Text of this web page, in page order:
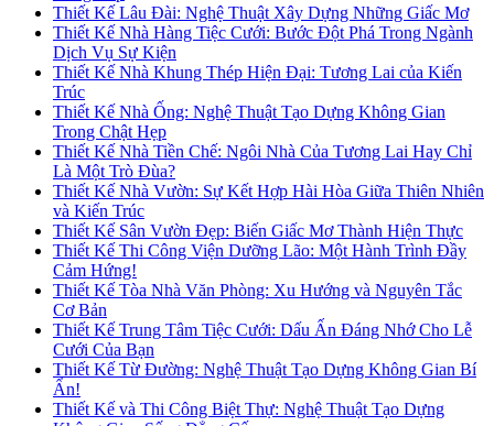
Thiết Kế Lâu Đài: Nghệ Thuật Xây Dựng Những Giấc Mơ
Thiết Kế Nhà Hàng Tiệc Cưới: Bước Đột Phá Trong Ngành
Dịch Vụ Sự Kiện
Thiết Kế Nhà Khung Thép Hiện Đại: Tương Lai của Kiến
Trúc
Thiết Kế Nhà Ống: Nghệ Thuật Tạo Dựng Không Gian
Trong Chật Hẹp
Thiết Kế Nhà Tiền Chế: Ngôi Nhà Của Tương Lai Hay Chỉ
Là Một Trò Đùa?
Thiết Kế Nhà Vườn: Sự Kết Hợp Hài Hòa Giữa Thiên Nhiên
và Kiến Trúc
Thiết Kế Sân Vườn Đẹp: Biến Giấc Mơ Thành Hiện Thực
Thiết Kế Thi Công Viện Dưỡng Lão: Một Hành Trình Đầy
Cảm Hứng!
Thiết Kế Tòa Nhà Văn Phòng: Xu Hướng và Nguyên Tắc
Cơ Bản
Thiết Kế Trung Tâm Tiệc Cưới: Dấu Ấn Đáng Nhớ Cho Lễ
Cưới Của Bạn
Thiết Kế Từ Đường: Nghệ Thuật Tạo Dựng Không Gian Bí
Ẩn!
Thiết Kế và Thi Công Biệt Thự: Nghệ Thuật Tạo Dựng